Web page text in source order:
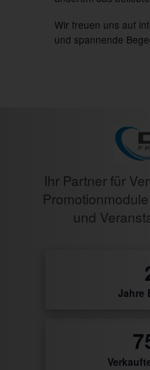
Wir freuen uns auf
und spannende
Ihr Partner für
und
Jahre